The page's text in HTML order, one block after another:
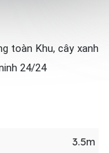
toàn Khu, cây xanh
24/24
3.5m